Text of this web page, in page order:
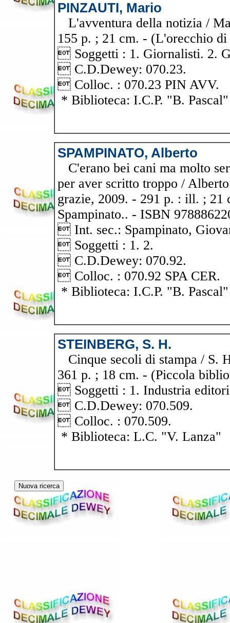
PINZAUTI, Mario
L'avventura della notizia /
155 p. ; 21 cm. - (L'orecchio
 Soggetti : 1. Giornalisti. 2.
 C.D.Dewey: 070.23.
 Colloc. : 070.23 PIN AVV.
* Biblioteca: I.C.P. "B. Pascal"
SPAMPINATO, Alberto
C'erano bei cani ma molto
per aver scritto troppo /
grazie, 2009. - 291 p. : ill. ; 21
Spampinato.. - ISBN
 Int. sec.: Spampinato,
 Soggetti : 1. 2.
 C.D.Dewey: 070.92.
 Colloc. : 070.92 SPA CER.
* Biblioteca: I.C.P. "B. Pascal"
STEINBERG, S. H.
Cinque secoli di stampa / S.
361 p. ; 18 cm. - (Piccola
 Soggetti : 1. Industria
 C.D.Dewey: 070.509.
 Colloc. : 070.509.
* Biblioteca: L.C. "V. Lanza"